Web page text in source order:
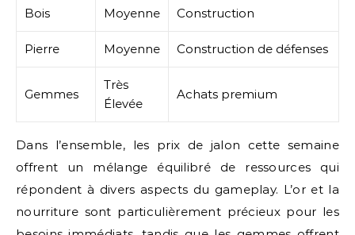
Bois Moyenne Construction
Pierre Moyenne Construction de défenses
Gemmes
Très
Élevée
Achats premium
Dans l’ensemble, les prix de jalon cette semaine
offrent un mélange équilibré de ressources qui
répondent à divers aspects du gameplay. L’or et la
nourriture sont particulièrement précieux pour les